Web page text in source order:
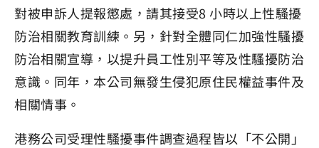
對被申訴人提報懲處，請其接受8 小時以上性騷擾
防治相關教育訓練。另，針對全體同仁加強性騷擾
防治相關宣導，以提升員工性別平等及性騷擾防治
意識。同年，本公司無發生侵犯原住民權益事件及
相關情事。
港務公司受理性騷擾事件調查過程皆以「不公開」